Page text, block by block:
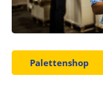
Palettenshop